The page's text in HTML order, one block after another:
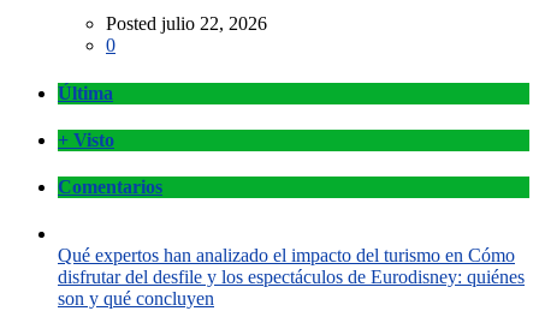
Posted julio 22, 2026
0
Última
+ Visto
Comentarios
Qué expertos han analizado el impacto del turismo en Cómo
disfrutar del desfile y los espectáculos de Eurodisney: quiénes
son y qué concluyen